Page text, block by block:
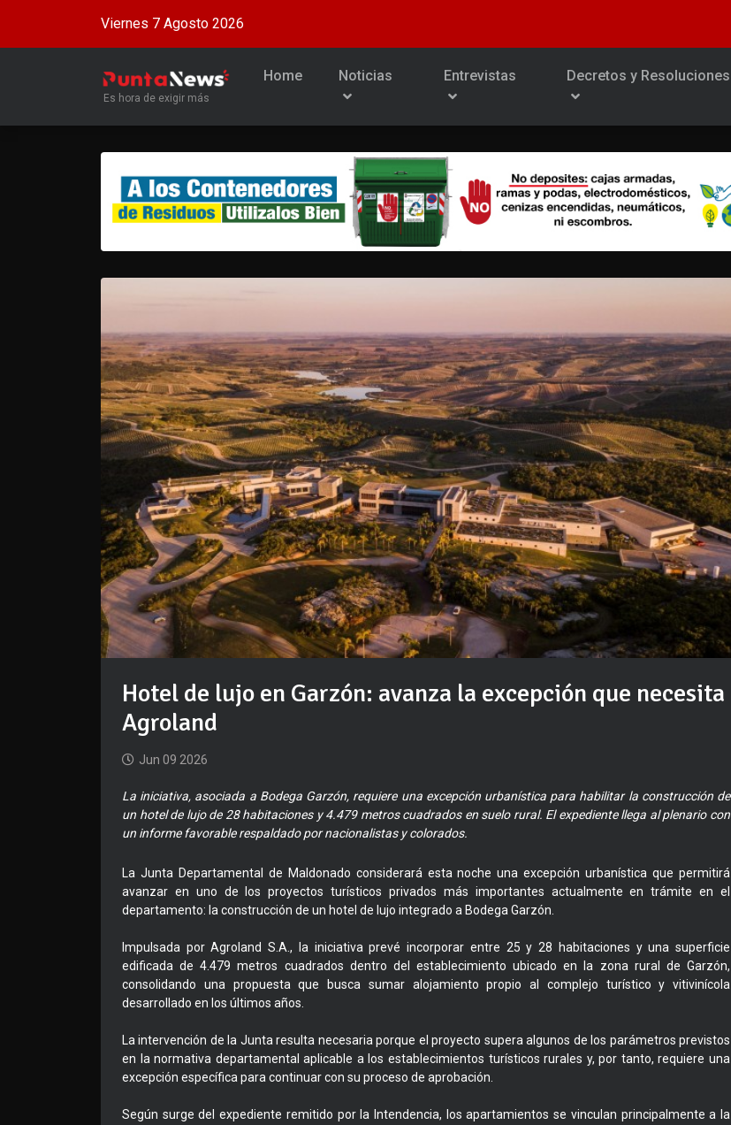
Viernes 7 Agosto 2026
Es hora de exigir más
Home Noticias Entrevistas Decretos y Resoluciones
Hotel de lujo en Garzón: avanza la excepción que necesita
Agroland
Jun 09 2026
La iniciativa, asociada a Bodega Garzón, requiere una excepción urbanística para habilitar la construcción de
un hotel de lujo de 28 habitaciones y 4.479 metros cuadrados en suelo rural. El expediente llega al plenario con
un informe favorable respaldado por nacionalistas y colorados.
La Junta Departamental de Maldonado considerará esta noche una excepción urbanística que permitirá
avanzar en uno de los proyectos turísticos privados más importantes actualmente en trámite en el
departamento: la construcción de un hotel de lujo integrado a Bodega Garzón.
Impulsada por Agroland S.A., la iniciativa prevé incorporar entre 25 y 28 habitaciones y una superficie
edificada de 4.479 metros cuadrados dentro del establecimiento ubicado en la zona rural de Garzón,
consolidando una propuesta que busca sumar alojamiento propio al complejo turístico y vitivinícola
desarrollado en los últimos años.
La intervención de la Junta resulta necesaria porque el proyecto supera algunos de los parámetros previstos
en la normativa departamental aplicable a los establecimientos turísticos rurales y, por tanto, requiere una
excepción específica para continuar con su proceso de aprobación.
Según surge del expediente remitido por la Intendencia, los apartamientos se vinculan principalmente a la